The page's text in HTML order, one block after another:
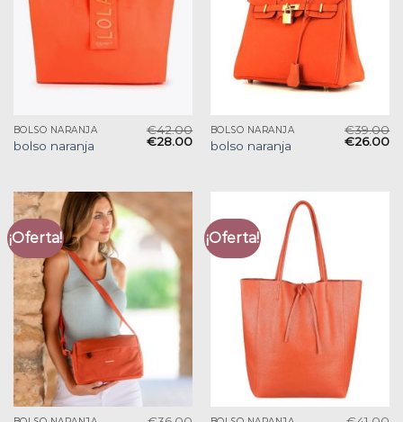
BOLSO NARANJA
bolso naranja
€42.00
€28.00
BOLSO NARANJA
bolso naranja
€39.00
€26.00
¡Oferta! ¡Oferta!